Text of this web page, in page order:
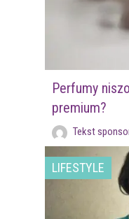
Perfumy
premium?
Tekst
LIFESTYLE